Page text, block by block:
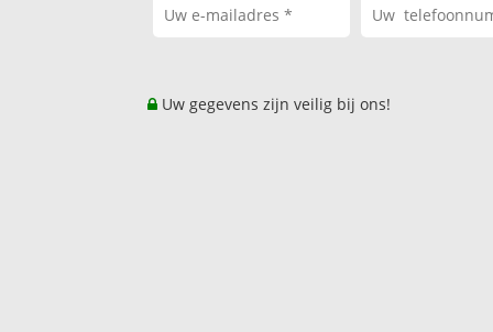
Uw gegevens zijn veilig bij ons!